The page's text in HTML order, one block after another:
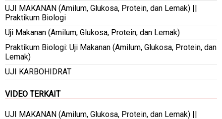
UJI MAKANAN (Amilum, Glukosa, Protein, dan Lemak) ||
Praktikum Biologi
Uji Makanan (Amilum, Glukosa, Protein, dan Lemak)
Praktikum Biologi: Uji Makanan (Amilum, Glukosa, Protein, dan
Lemak)
UJI KARBOHIDRAT
VIDEO TERKAIT
UJI MAKANAN (Amilum, Glukosa, Protein, dan Lemak) ||